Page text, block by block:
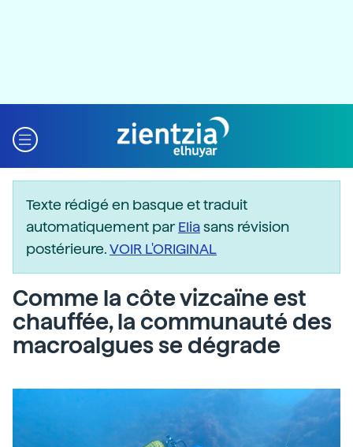
Texte rédigé en basque et traduit
automatiquement parEliasans révision
postérieure.VOIR L'ORIGINAL
Comme la côte vizcaïne est
chauffée, la communauté des
macroalgues se dégrade